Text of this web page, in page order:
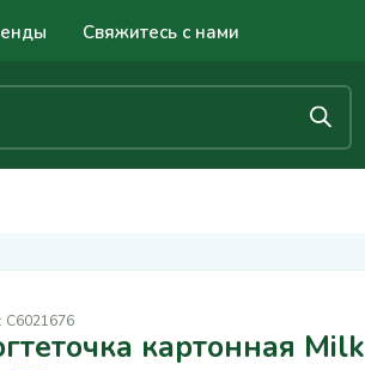
Свяжитесь с нами
C6021676
картонная Milk